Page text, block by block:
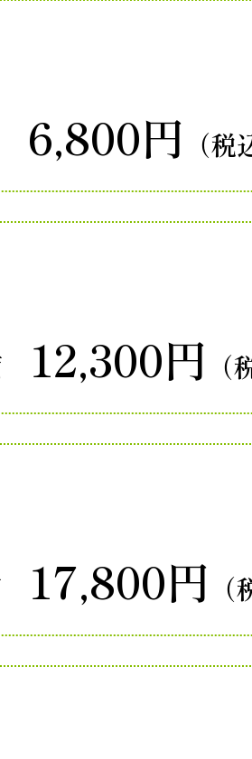
6,800円 （税
12,300円 （
17,800円 （